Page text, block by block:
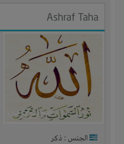
Ashraf Taha
الجنس : ذكر